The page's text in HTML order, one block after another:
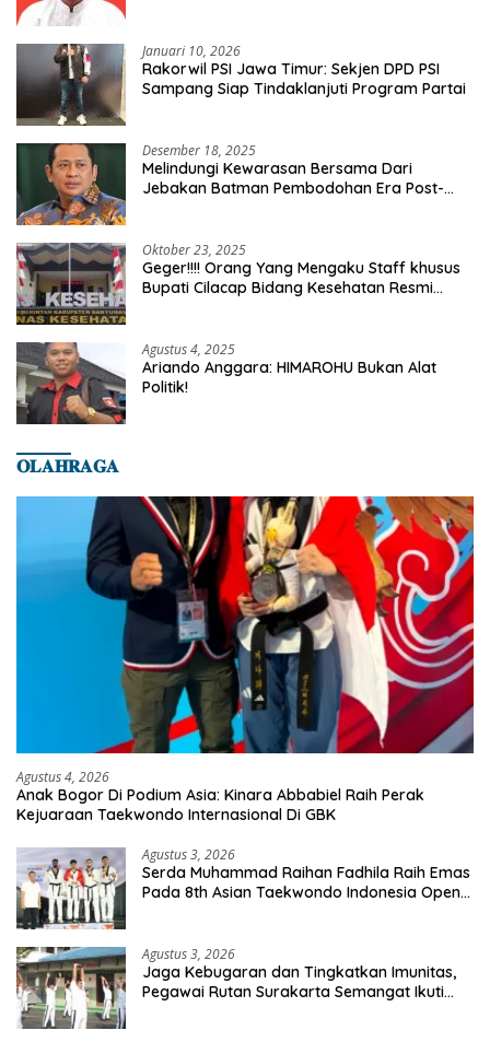
Januari 10, 2026
Rakorwil PSI Jawa Timur: Sekjen DPD PSI
Sampang Siap Tindaklanjuti Program Partai
Desember 18, 2025
Melindungi Kewarasan Bersama Dari
Jebakan Batman Pembodohan Era Post-
Oktober 23, 2025
Geger!!!! Orang Yang Mengaku Staff khusus
Bupati Cilacap Bidang Kesehatan Resmi
Agustus 4, 2025
Ariando Anggara: HIMAROHU Bukan Alat
Politik!
𝐎𝐋𝐀𝐇𝐑𝐀𝐆𝐀
Agustus 4, 2026
Anak Bogor Di Podium Asia: Kinara Abbabiel Raih Perak
Kejuaraan Taekwondo Internasional Di GBK
Agustus 3, 2026
Serda Muhammad Raihan Fadhila Raih Emas
Pada 8th Asian Taekwondo Indonesia Open
Agustus 3, 2026
Jaga Kebugaran dan Tingkatkan Imunitas,
Pegawai Rutan Surakarta Semangat Ikuti